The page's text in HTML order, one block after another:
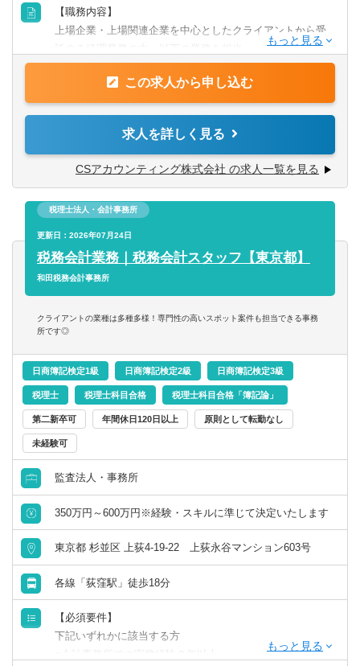
します！税務業務をご希望の方は、別途決算・税務支援を
メインで実施するポジションがございます。
【歓迎する経験・スキル】
■事務所またはアウトソーシング会社・シェアード会社での
【求められる人物像】
①担当者としてクライアントと連絡を取り合う必要がある
ため、コミュニケーション能力が高い方
②淡々と作業をこなすだけではなく、将来的には、新規ク
ライアントに対する「業務改善コンサルティング」へ取り
組みたいという意欲のある方
（「業務改善コンサルティング」とは、HP等で問合せをし
てきた新規クライアント向けに、サービス紹介＝営業を行
い、成約の場合には立上業務も行っていただきます。な
【職務内容】
上場企業・上場関連企業を中心としたクライアントから受
■月次決算業務
■会計システムへの仕訳入力業務
【スキル・経験・やる気に応じ、挑戦可能な職務内容】
■四半期決算/年次決算
■パート・アルバイトの指導・スケジュールの管理 など
※中堅・中小企業から上場企業まで多様な規模・業種・業
態の法人クライアントを中心に、奉行・マネーフォワー
あわせた業務内容から無理なくスタート可能です
当
この求人から申し込む
求人を詳しく見る
CSアカウンティング株式会社 の求人一覧を見る
税理士法人・会計事務所
更新日：2026年07月24日
税務会計業務｜税務会計スタッフ【東京都】
和田税務会計事務所
クライアントの業種は多種多様！専門性の高いスポット案件も担当できる事務
所です◎
日商簿記検定1級 日商簿記検定2級 日商簿記検定3級
税理士 税理士科目合格 税理士科目合格「簿記論」
第二新卒可 年間休日120日以上 原則として転勤なし
未経験可
監査法人・事務所
350万円～600万円※経験・スキルに準じて決定いたします
東京都 杉並区 上荻4-19-22 上荻永谷マンション603号
各線「荻窪駅」徒歩18分
【必須要件】
下記いずれかに該当する方